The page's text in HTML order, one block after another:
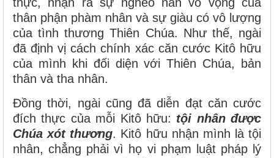
thân phận phàm nhân và sự giàu có vô lượng
của tình thương Thiên Chúa. Như thế, ngài
đã định vị cách chính xác căn cước Kitô hữu
của mình khi đối diện với Thiên Chúa, bản
thân và tha nhân.
Đồng thời, ngài cũng đã diễn đạt căn cước
đích thực của mỗi Kitô hữu: tội nhân được
Chúa xót thương. Kitô hữu nhận mình là tội
nhân, chẳng phải vì họ vi phạm luật pháp lý